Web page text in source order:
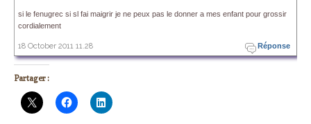
si le fenugrec si sl fai maigrir je ne peux pas le donner a mes enfant pour grossir
cordialement
Réponse
18 October 2011 11.28
Partager :